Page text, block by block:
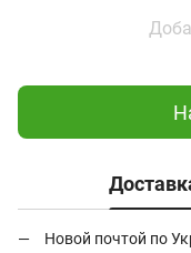
Новой почтой по